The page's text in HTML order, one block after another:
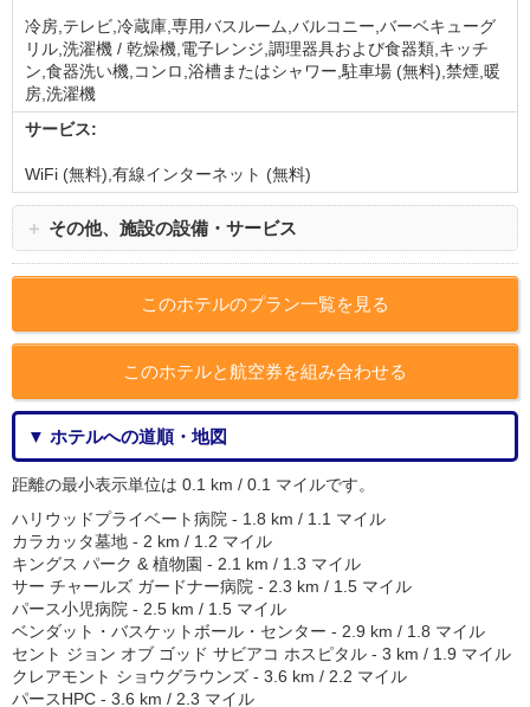
冷房,テレビ,冷蔵庫,専用バスルーム,バルコニー,バーベキューグ
リル,洗濯機 / 乾燥機,電子レンジ,調理器具および食器類,キッチ
ン,食器洗い機,コンロ,浴槽またはシャワー,駐車場 (無料),禁煙,暖
房,洗濯機
サービス:
WiFi (無料),有線インターネット (無料)
＋ その他、施設の設備・サービス
このホテルのプラン一覧を見る
このホテルと航空券を組み合わせる
▼ ホテルへの道順・地図
距離の最小表示単位は 0.1 km / 0.1 マイルです。
ハリウッドプライベート病院 - 1.8 km / 1.1 マイル
カラカッタ墓地 - 2 km / 1.2 マイル
キングス パーク & 植物園 - 2.1 km / 1.3 マイル
サー チャールズ ガードナー病院 - 2.3 km / 1.5 マイル
パース小児病院 - 2.5 km / 1.5 マイル
ベンダット・バスケットボール・センター - 2.9 km / 1.8 マイル
セント ジョン オブ ゴッド サビアコ ホスピタル - 3 km / 1.9 マイル
クレアモント ショウグラウンズ - 3.6 km / 2.2 マイル
パースHPC - 3.6 km / 2.3 マイル